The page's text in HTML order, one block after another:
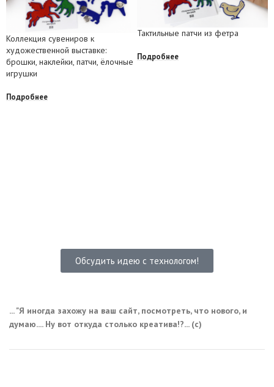
Тактильные патчи из фетра
Подробнее
Коллекция сувениров к
художественной выставке:
брошки, наклейки, патчи, ёлочные
игрушки
Подробнее
Обсудить идею с технологом!
... "Я иногда захожу на ваш сайт, посмотреть, что нового, и
думаю.... Ну вот откуда столько креатива!?... (с)